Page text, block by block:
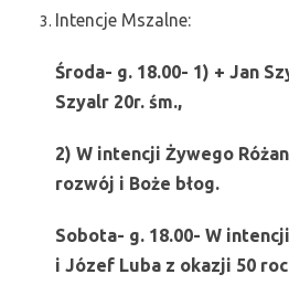
Intencje Mszalne:
Środa- g. 18.00- 1) + Jan
Szyalr 20r. śm.,
2) W intencji Żywego
rozwój i Boże błog.
Sobota- g. 18.00- W
i Józef Luba z okazji 50